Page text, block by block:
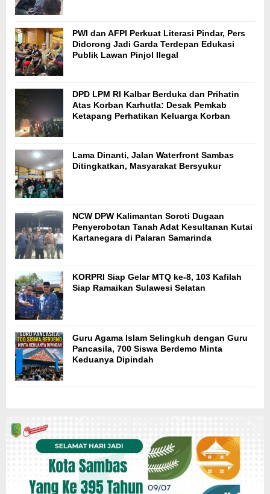
PWI dan AFPI Perkuat Literasi Pindar, Pers
Didorong Jadi Garda Terdepan Edukasi
Publik Lawan Pinjol Ilegal
DPD LPM RI Kalbar Berduka dan Prihatin
Atas Korban Karhutla: Desak Pemkab
Ketapang Perhatikan Keluarga Korban
Lama Dinanti, Jalan Waterfront Sambas
Ditingkatkan, Masyarakat Bersyukur
NCW DPW Kalimantan Soroti Dugaan
Penyerobotan Tanah Adat Kesultanan Kutai
Kartanegara di Palaran Samarinda
KORPRI Siap Gelar MTQ ke-8, 103 Kafilah
Siap Ramaikan Sulawesi Selatan
Guru Agama Islam Selingkuh dengan Guru
Pancasila, 700 Siswa Berdemo Minta
Keduanya Dipindah